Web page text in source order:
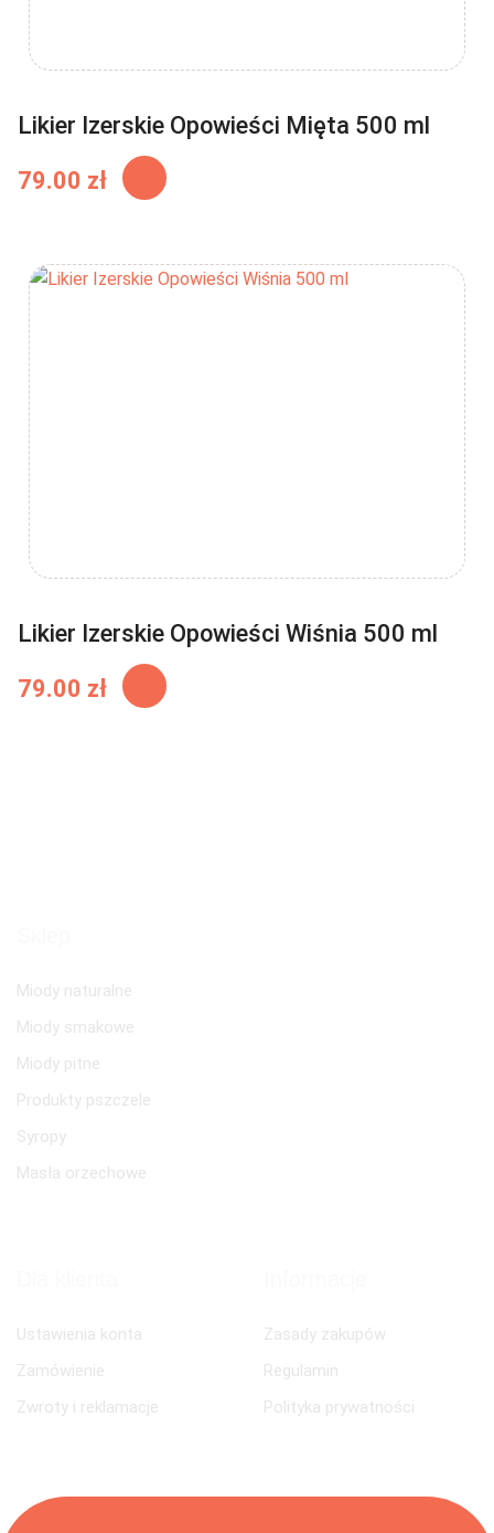
Likier Izerskie Opowieści Mięta 500 ml
79.00 zł
Likier Izerskie Opowieści Wiśnia 500 ml
79.00 zł
Miody naturalne
Miody smakowe
Miody pitne
Produkty pszczele
Syropy
Masła orzechowe
Ustawienia konta
Zamówienie
Zwroty i reklamacje
Zasady zakupów
Regulamin
Polityka prywatności